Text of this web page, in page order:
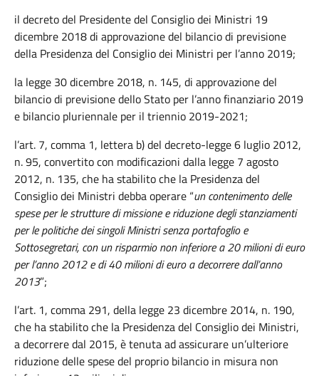
il decreto del Presidente del Consiglio dei Ministri 19
dicembre 2018 di approvazione del bilancio di previsione
della Presidenza del Consiglio dei Ministri per l’anno 2019;
la legge 30 dicembre 2018, n. 145, di approvazione del
bilancio di previsione dello Stato per l’anno finanziario 2019
e bilancio pluriennale per il triennio 2019-2021;
l’art. 7, comma 1, lettera b) del decreto-legge 6 luglio 2012,
n. 95, convertito con modificazioni dalla legge 7 agosto
2012, n. 135, che ha stabilito che la Presidenza del
Consiglio dei Ministri debba operare “un contenimento delle
spese per le strutture di missione e riduzione degli stanziamenti
per le politiche dei singoli Ministri senza portafoglio e
Sottosegretari, con un risparmio non inferiore a 20 milioni di euro
per l’anno 2012 e di 40 milioni di euro a decorrere dall’anno
2013”;
l’art. 1, comma 291, della legge 23 dicembre 2014, n. 190,
che ha stabilito che la Presidenza del Consiglio dei Ministri,
a decorrere dal 2015, è tenuta ad assicurare un’ulteriore
riduzione delle spese del proprio bilancio in misura non